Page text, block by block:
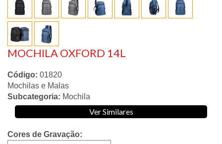
MOCHILA OXFORD 14L
Código: 01820
Mochilas e Malas
Subcategoria: Mochila
Ver Similares
Cores de Gravação: